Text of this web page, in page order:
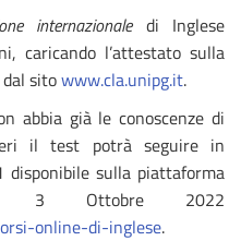
internazionaledi Inglese
caricando l’attestato sulla
sitowww.cla.unipg.it.
abbia già le conoscenze di
il test potrà seguire in
disponibile sulla piattaforma
3 Ottobre 2022
online-di-inglese.